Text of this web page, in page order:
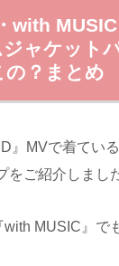
with
ャケット
の？まとめ
』MVで着てい
をご紹介しまし
with MUSIC 』で